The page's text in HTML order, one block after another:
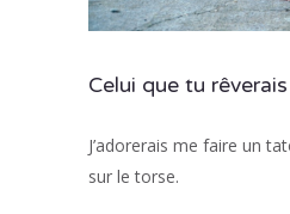
Celui que tu rêverais
J’adorerais me faire un
sur le torse.